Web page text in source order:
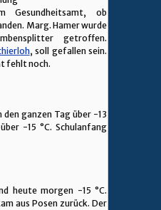
Gesundheitsamt, ob
Marg. Hamer wurde
getroffen.
, soll gefallen sein.
fehlt noch.
den ganzen Tag über -13
-15 °C. Schulanfang
heute morgen -15 °C.
aus Posen zurück. Der